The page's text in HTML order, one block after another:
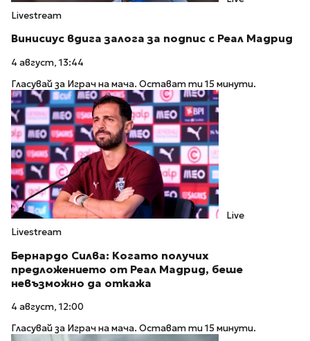
Livestream
Винисиус вдига залога за подпис с Реал Мадрид
4 август, 13:44
Гласувай за Играч на мача. Остават ти 15 минути.
Live
Livestream
Бернардо Силва: Когато получих
предложението от Реал Мадрид, беше
невъзможно да откажа
4 август, 12:00
Гласувай за Играч на мача. Остават ти 15 минути.